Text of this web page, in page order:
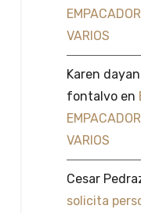
VARIOS
Karen
fontalvoen
VARIOS
Cesar
solicita